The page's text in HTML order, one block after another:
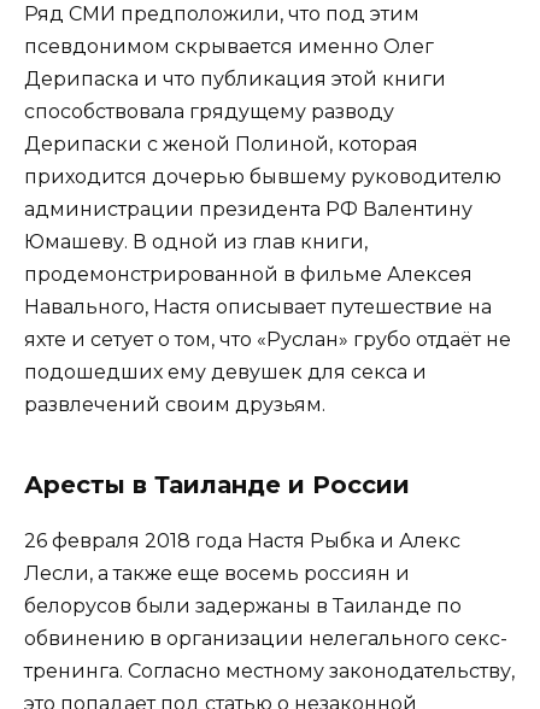
Ряд СМИ предположили, что под этим
псевдонимом скрывается именно Олег
Дерипаска и что публикация этой книги
способствовала грядущему разводу
Дерипаски с женой Полиной, которая
приходится дочерью бывшему руководителю
администрации президента РФ Валентину
Юмашеву. В одной из глав книги,
продемонстрированной в фильме Алексея
Навального, Настя описывает путешествие на
яхте и сетует о том, что «Руслан» грубо отдаёт не
подошедших ему девушек для секса и
развлечений своим друзьям.
Аресты в Таиланде и России
26 февраля 2018 года Настя Рыбка и Алекс
Лесли, а также еще восемь россиян и
белорусов были задержаны в Таиланде по
обвинению в организации нелегального секс-
тренинга. Согласно местному законодательству,
это попадает под статью о незаконной